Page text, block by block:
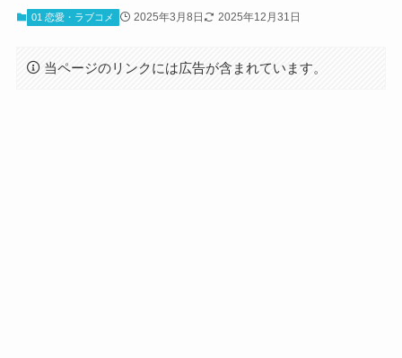
01 恋愛・ラブコメ 2025年3月8日 2025年12月31日
当ページのリンクには広告が含まれています。